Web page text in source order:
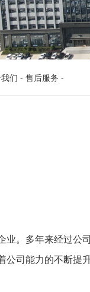
们 - 售后服务 -
业。多年来经过公
公司能力的不断提